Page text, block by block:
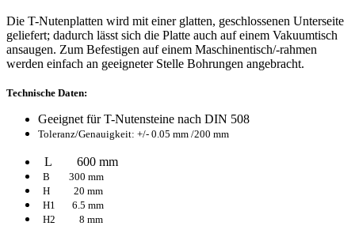
Die T-Nutenplatten wird mit einer glatten, geschlossenen Unterseite
geliefert; dadurch lässt sich die Platte auch auf einem Vakuumtisch
ansaugen. Zum Befestigen auf einem Maschinentisch/-rahmen
werden einfach an geeigneter Stelle Bohrungen angebracht.
Technische Daten:
Geeignet für T-Nutensteine nach DIN 508
Toleranz/Genauigkeit: +/- 0.05 mm /200 mm
L 600 mm
B 300 mm
H 20 mm
H1 6.5 mm
H2 8 mm